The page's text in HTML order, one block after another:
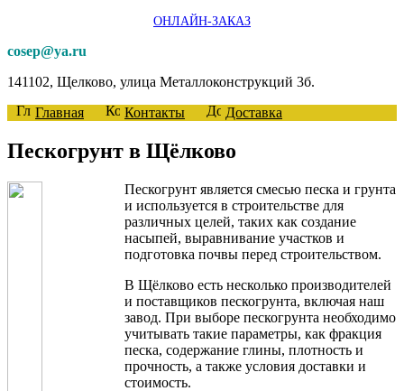
ОНЛАЙН-ЗАКАЗ
cosep@ya.ru
141102, Щелково, улица Металлоконструкций 3б.
Главная
Контакты Доставка
Пескогрунт в Щёлково
Пескогрунт является смесью песка и грунта
и используется в строительстве для
различных целей, таких как создание
насыпей, выравнивание участков и
подготовка почвы перед строительством.
В Щёлково есть несколько производителей
и поставщиков пескогрунта, включая наш
завод. При выборе пескогрунта необходимо
учитывать такие параметры, как фракция
песка, содержание глины, плотность и
прочность, а также условия доставки и
стоимость.